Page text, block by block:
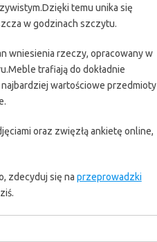
temu unika się
w godzinach szczytu.
wniesienia rzeczy, opracowany w
trafiają do dokładnie
wartościowe przedmioty
oraz zwięzłą ankietę online,
zdecyduj się na przeprowadzki